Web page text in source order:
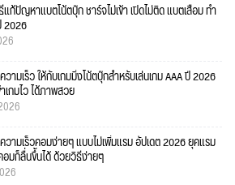
ก้ปัญหาแบตโน้ตบุ๊ก ชาร์จไม่เข้า เปิดไม่ติด แบตเสื่อม ทำ
2026
ามเร็ว ให้กับเกมมิ่งโน้ตบุ๊กสำหรับเล่นเกม AAA ปี 2026
เกมไว ได้ภาพสวย
วามเร็วคอมง่ายๆ แบบไม่เพิ่มแรม อัปเดต 2026 ยุคแรม
มก็ลื่นขึ้นได้ ด้วยวิธีง่ายๆ